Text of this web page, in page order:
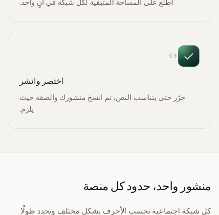
اطلع على المساحة المتبقية لكل شبكة في آنٍ واحد.
03
اختصر وانشر
حرّر حتى يتناسب النص، ثم انسخ منشورك والصقه حيث
يلزم.
منشور واحد، حدود كل منصة
كل شبكة اجتماعية تحسب الأحرف بشكل مختلف وتحدد طولًا